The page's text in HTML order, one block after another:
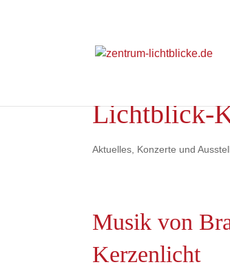
Lichtblick-
Aktuelles Konzerte und
Musik von
Kerzenlicht